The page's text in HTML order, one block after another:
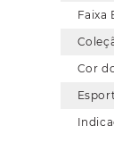
Faixa
Cor